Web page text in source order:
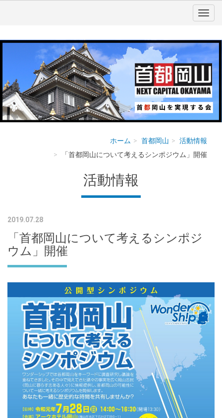
ホーム 首都岡山
活動情報
「首都岡山について考えるシンポジウム」開催
活動情報
2019.07.28
「首都岡山について考えるシンポジ
ウム」開催